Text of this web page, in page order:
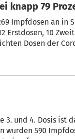
knapp 79
Impfdosen an in
Erstdosen, 10
Dosen der
3. und 4. Dosis ist
an in Südtirol